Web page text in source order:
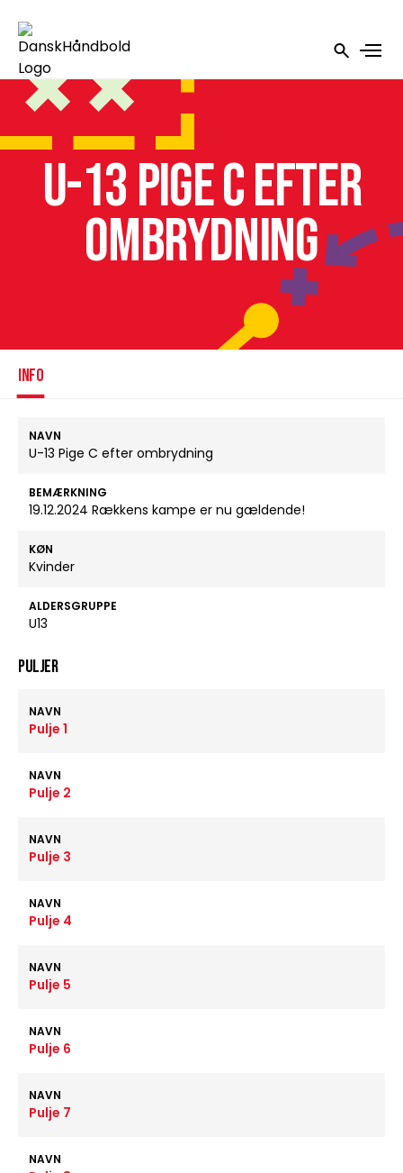
U-13 Pige C efter
ombrydning
INFO
NAVN
U-13 Pige C efter ombrydning
BEMÆRKNING
19.12.2024 Rækkens kampe er nu gældende!
KØN
Kvinder
ALDERSGRUPPE
U13
Puljer
NAVN
Pulje 1
NAVN
Pulje 2
NAVN
Pulje 3
NAVN
Pulje 4
NAVN
Pulje 5
NAVN
Pulje 6
NAVN
Pulje 7
NAVN